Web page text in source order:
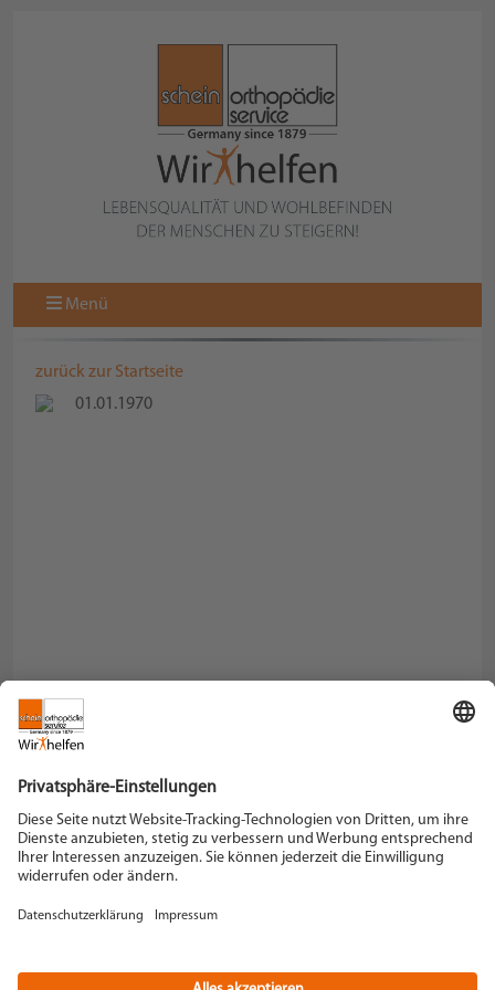
Menü
zurück zur Startseite
01.01.1970
Schein Orthopädie Service KG
42897 Remscheid
Tel. +49 2191 910-0
remscheid[at]schein.de
YouTube